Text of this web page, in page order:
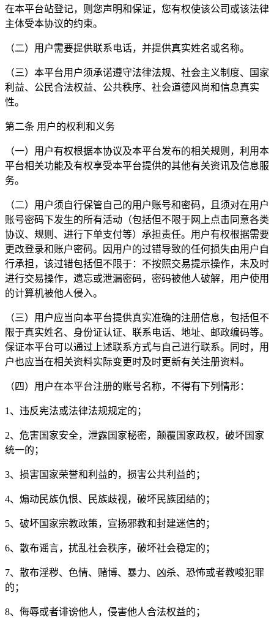
在本平台站登记，则您声明和保证，您有权使该公司或该法律
主体受本协议的约束。
（二）用户需要提供联系电话，并提供真实姓名或名称。
（三）本平台用户须承诺遵守法律法规、社会主义制度、国家
利益、公民合法权益、公共秩序、社会道德风尚和信息真实
性。
第二条 用户的权利和义务
（一）用户有权根据本协议及本平台发布的相关规则，利用本
平台相关功能及有权享受本平台提供的其他有关资讯及信息服
务。
（二）用户须自行保管自己的用户账号和密码，且须对在用户
账号密码下发生的所有活动（包括但不限于网上点击同意各类
协议、规则、进行下单支付等）承担责任。用户有权根据需要
更改登录和账户密码。因用户的过错导致的任何损失由用户自
行承担，该过错包括但不限于：不按照交易提示操作，未及时
进行交易操作，遗忘或泄漏密码，密码被他人破解，用户使用
的计算机被他人侵入。
（三）用户应当向本平台提供真实准确的注册信息，包括但不
限于真实姓名、身份证认证、联系电话、地址、邮政编码等。
保证本平台可以通过上述联系方式与自己进行联系。同时，用
户也应当在相关资料实际变更时及时更新有关注册资料。
（四）用户在本平台注册的账号名称，不得有下列情形：
1、违反宪法或法律法规规定的；
2、危害国家安全，泄露国家秘密，颠覆国家政权，破坏国家
统一的；
3、损害国家荣誉和利益的，损害公共利益的；
4、煽动民族仇恨、民族歧视，破坏民族团结的；
5、破坏国家宗教政策，宣扬邪教和封建迷信的；
6、散布谣言，扰乱社会秩序，破坏社会稳定的；
7、散布淫秽、色情、赌博、暴力、凶杀、恐怖或者教唆犯罪
的；
8、侮辱或者诽谤他人，侵害他人合法权益的；